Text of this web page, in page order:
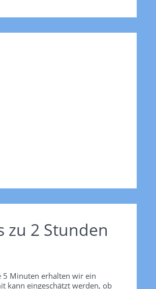
zu 2 Stunden
5 Minuten erhalten wir ein
kann eingeschätzt werden, ob